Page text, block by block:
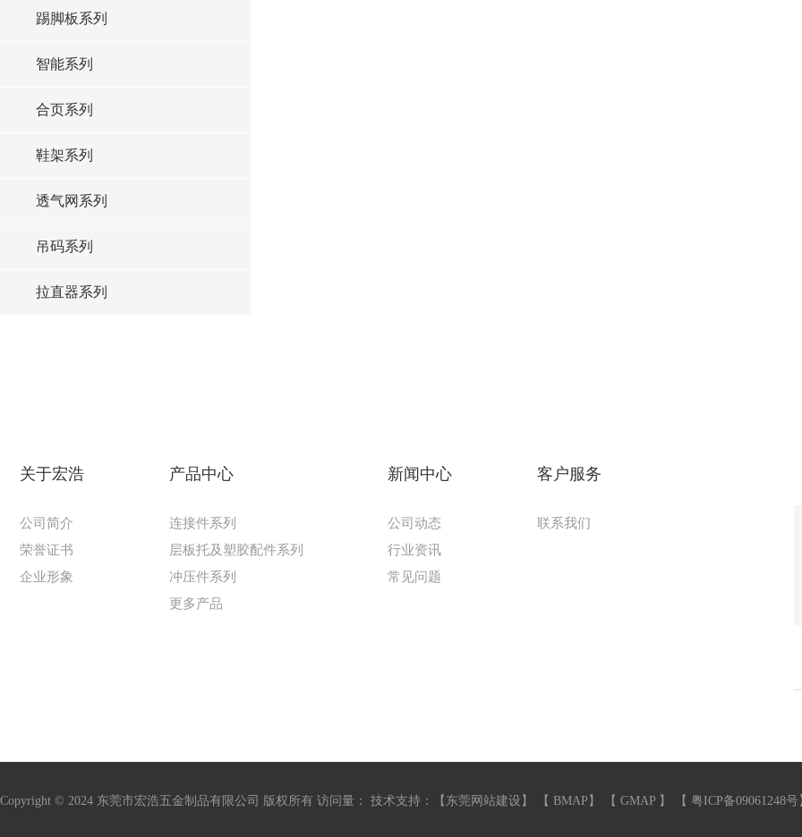
踢脚板系列
智能系列
合页系列
鞋架系列
透气网系列
吊码系列
拉直器系列
关于宏浩
公司简介
荣誉证书
企业形象
产品中心
连接件系列
层板托及塑胶配件系列
冲压件系列
更多产品
新闻中心
公司动态
行业资讯
常见问题
客户服务
联系我们
Copyright © 2024 东莞市宏浩五金制品有限公司 版权所有 访问量： 技术支持：【 东莞网站建设 】 【 BMAP 】 【 GMAP 】 【 粤ICP备09061248号